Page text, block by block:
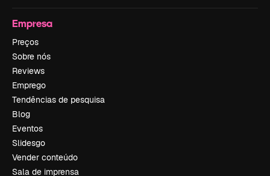
Empresa
Preços
Sobre nós
Reviews
Emprego
Tendências de pesquisa
Blog
Eventos
Slidesgo
Vender conteúdo
Sala de imprensa